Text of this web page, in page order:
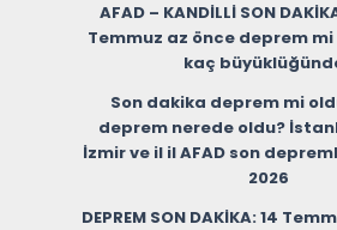
AFAD – KANDİLLİ SON
Temmuz az önce deprem
kaç
Son dakika deprem mi
deprem nerede oldu?
İzmir ve il il AFAD son
2026
DEPREM SON DAKİKA: 14